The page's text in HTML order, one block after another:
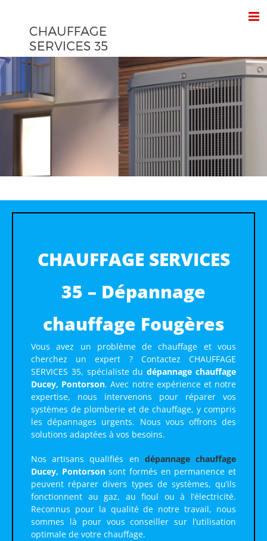
contenu
CHAUFFAGE SERVICES
35 – Dépannage
chauffage Fougères
Vous avez un problème de chauffage et vous
cherchez un expert ? Contactez CHAUFFAGE
SERVICES 35, spécialiste dudépannage chauffage
Ducey, Pontorson. Avec notre expérience et notre
expertise, nous intervenons pour réparer vos
systèmes de plomberie et de chauffage, y compris
les dépannages urgents. Nous vous offrons des
solutions adaptées à vos besoins.
Nos artisans qualifiés en dépannage chauffage
Ducey, Pontorsonsont formés en permanence et
peuvent réparer divers types de systèmes, qu’ils
fonctionnent au gaz, au fioul ou à l’électricité.
Reconnus pour la qualité de notre travail, nous
sommes là pour vous conseiller sur l’utilisation
optimale de votre chauffage.